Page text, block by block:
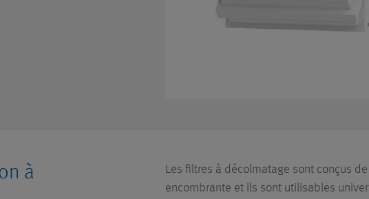
à
Les filtres à décolmatage sont conçus
encombrante et ils sont utilisables